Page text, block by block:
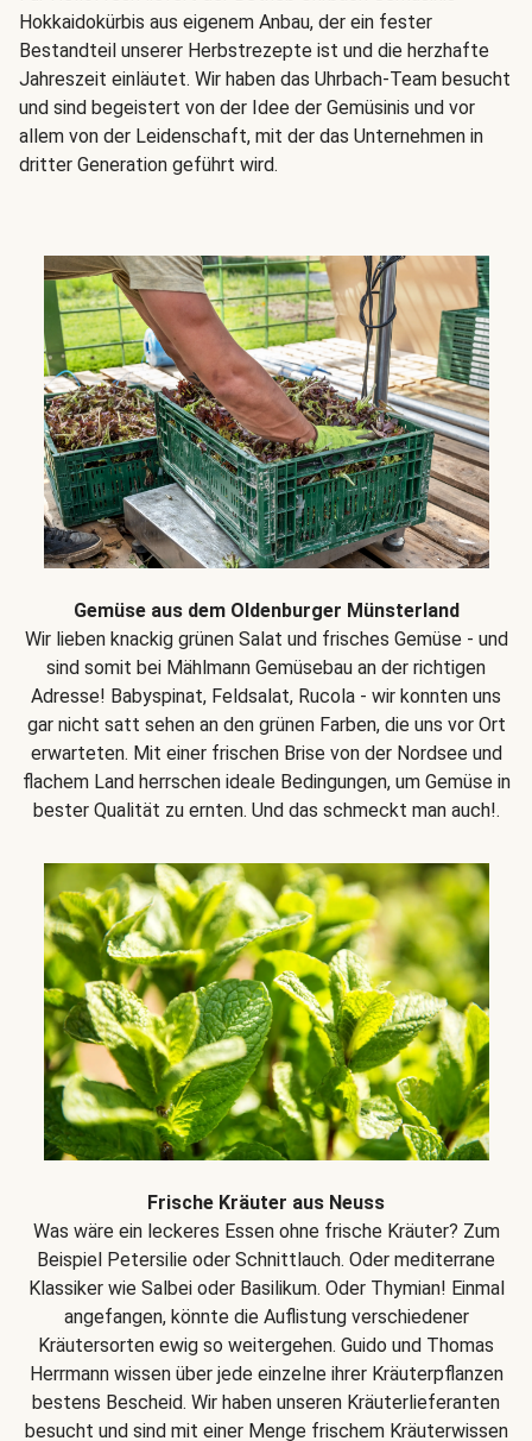
Hokkaidokürbis aus eigenem Anbau, der ein fester
Bestandteil unserer Herbstrezepte ist und die herzhafte
Jahreszeit einläutet. Wir haben das Uhrbach-Team besucht
und sind begeistert von der Idee der Gemüsinis und vor
allem von der Leidenschaft, mit der das Unternehmen in
dritter Generation geführt wird.
Gemüse aus dem Oldenburger Münsterland
Wir lieben knackig grünen Salat und frisches Gemüse - und
sind somit bei Mählmann Gemüsebau an der richtigen
Adresse! Babyspinat, Feldsalat, Rucola - wir konnten uns
gar nicht satt sehen an den grünen Farben, die uns vor Ort
erwarteten. Mit einer frischen Brise von der Nordsee und
flachem Land herrschen ideale Bedingungen, um Gemüse in
bester Qualität zu ernten. Und das schmeckt man auch!.
Frische Kräuter aus Neuss
Was wäre ein leckeres Essen ohne frische Kräuter? Zum
Beispiel Petersilie oder Schnittlauch. Oder mediterrane
Klassiker wie Salbei oder Basilikum. Oder Thymian! Einmal
angefangen, könnte die Auflistung verschiedener
Kräutersorten ewig so weitergehen. Guido und Thomas
Herrmann wissen über jede einzelne ihrer Kräuterpflanzen
bestens Bescheid. Wir haben unseren Kräuterlieferanten
besucht und sind mit einer Menge frischem Kräuterwissen